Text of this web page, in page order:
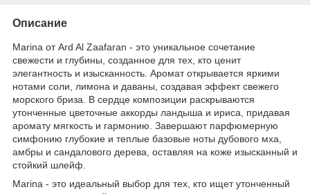
Описание
Marina от Ard Al Zaafaran - это уникальное сочетание
свежести и глубины, созданное для тех, кто ценит
элегантность и изысканность. Аромат открывается яркими
нотами соли, лимона и даваны, создавая эффект свежего
морского бриза. В сердце композиции раскрываются
утонченные цветочные аккорды ландыша и ириса, придавая
аромату мягкость и гармонию. Завершают парфюмерную
симфонию глубокие и теплые базовые ноты дубового мха,
амбры и сандалового дерева, оставляя на коже изысканный и
стойкий шлейф.
Marina - это идеальный выбор для тех, кто ищет утонченный